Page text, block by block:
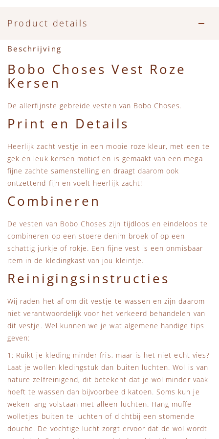
Zwemkleding
Feestkleding
Beren, Speendoekjes en Knuffeldoekjes
Verzorgingsproducten
Beren
Mini Rodini
+1 in the family
New Balance
Piupiuchick
Sproet & Sprout
Product details
Beschrijving
Bobo Choses Vest Roze
Kersen
De allerfijnste gebreide vesten van Bobo Choses.
Print en Details
Heerlijk zacht vestje in een mooie roze kleur, met een te
gek en leuk kersen motief en is gemaakt van een mega
fijne zachte samenstelling en draagt daarom ook
ontzettend fijn en voelt heerlijk zacht!
Combineren
De vesten van Bobo Choses zijn tijdloos en eindeloos te
combineren op een stoere denim broek of op een
schattig jurkje of rokje. Een fijne vest is een onmisbaar
item in de kledingkast van jou kleintje.
Reinigingsinstructies
Wij raden het af om dit vestje te wassen en zijn daarom
niet verantwoordelijk voor het verkeerd behandelen van
dit vestje. Wel kunnen we je wat algemene handige tips
geven:
1: Ruikt je kleding minder fris, maar is het niet echt vies?
Laat je wollen kledingstuk dan buiten luchten. Wol is van
nature zelfreinigend, dit betekent dat je wol minder vaak
hoeft te wassen dan bijvoorbeeld katoen. Soms kun je
weken lang volstaan met alleen luchten. Hang muffe
wolletjes buiten te luchten of dichtbij een stomende
douche. De vochtige lucht zorgt ervoor dat de wol wordt